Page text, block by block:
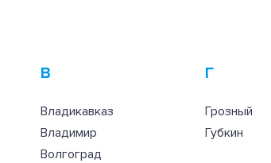
В
Владикавказ
Владимир
Волгоград
Г
Грозный
Губкин